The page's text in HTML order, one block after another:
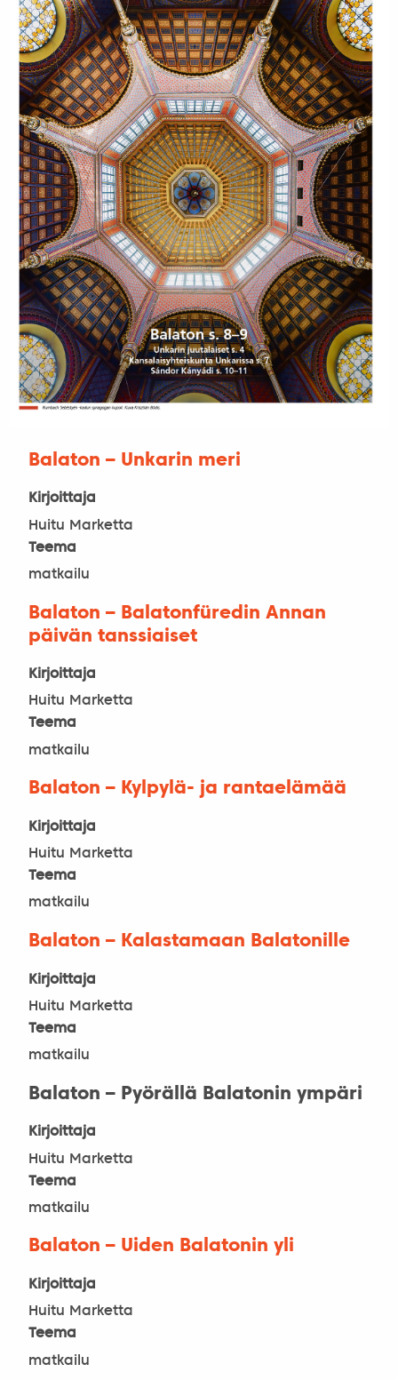
Balaton – Unkarin meri
Kirjoittaja
Huitu Marketta
Teema
matkailu
Balaton – Balatonfüredin Annan
päivän tanssiaiset
Kirjoittaja
Huitu Marketta
Teema
matkailu
Balaton – Kylpylä- ja rantaelämää
Kirjoittaja
Huitu Marketta
Teema
matkailu
Balaton – Kalastamaan Balatonille
Kirjoittaja
Huitu Marketta
Teema
matkailu
Balaton – Pyörällä Balatonin ympäri
Kirjoittaja
Huitu Marketta
Teema
matkailu
Balaton – Uiden Balatonin yli
Kirjoittaja
Huitu Marketta
Teema
matkailu